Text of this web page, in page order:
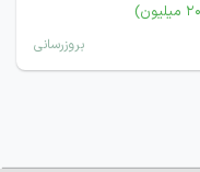
بروزرسانی